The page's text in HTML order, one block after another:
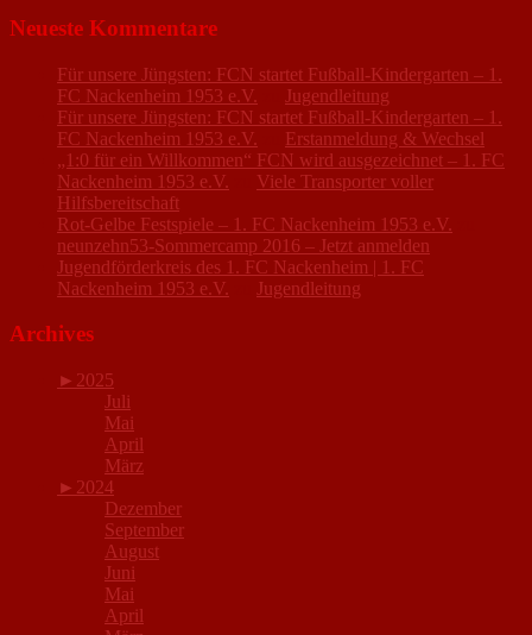
Neueste Kommentare
Für unsere Jüngsten: FCN startet Fußball-Kindergarten – 1.
FC Nackenheim 1953 e.V.
Jugendleitung
Für unsere Jüngsten: FCN startet Fußball-Kindergarten – 1.
FC Nackenheim 1953 e.V.
Erstanmeldung & Wechsel
„1:0 für ein Willkommen“ FCN wird ausgezeichnet – 1. FC
Nackenheim 1953 e.V.
Viele Transporter voller
Hilfsbereitschaft
Rot-Gelbe Festspiele – 1. FC Nackenheim 1953 e.V.
neunzehn53-Sommercamp 2016 – Jetzt anmelden
Jugendförderkreis des 1. FC Nackenheim | 1. FC
Nackenheim 1953 e.V.
Jugendleitung
Archives
► 2025
Juli
Mai
April
März
► 2024
Dezember
September
August
Juni
Mai
April